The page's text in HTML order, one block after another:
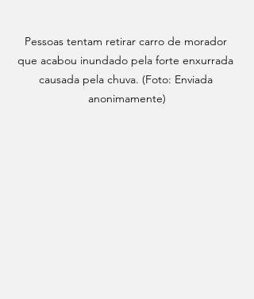
Pessoas tentam retirar carro de morador
que acabou inundado pela forte enxurrada
causada pela chuva. (Foto: Enviada
anonimamente)